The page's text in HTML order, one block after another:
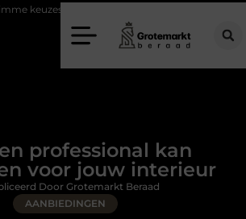
kiezen voor een rijschool in Utrecht?
professional kan
voor jouw interieur
AANBIEDINGEN
Door Grotemarkt Beraad